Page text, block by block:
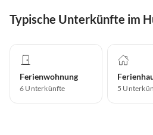
Typische Unterkünfte im
Ferienwohnung
6 Unterkünfte 5